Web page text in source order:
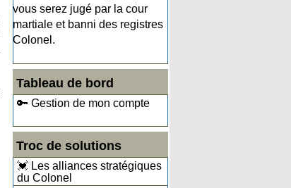
vous serez jugé par la cour
martiale et banni des registres
Colonel.
Tableau de bord
🔑 Gestion de mon compte
Troc de solutions
💓 Les alliances stratégiques
du Colonel